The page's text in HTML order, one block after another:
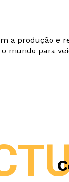
a produção e
mundo para